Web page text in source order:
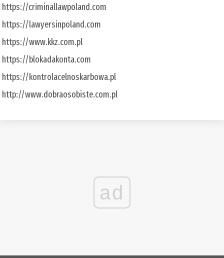
https://criminallawpoland.com
https://lawyersinpoland.com
https://www.kkz.com.pl
https://blokadakonta.com
https://kontrolacelnoskarbowa.pl
http://www.dobraosobiste.com.pl
ad